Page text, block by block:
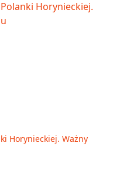
Horynieckiej. Ważny